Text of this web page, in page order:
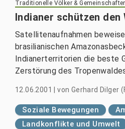
Traditionelle Völker &
Indianer schützen den
Satellitenaufnahmen
brasilianischen
Indianerterritorien die beste
Zerstörung des
12.06.2001 |von Gerhard Dilger
Soziale Bewegungen
Landkonflikte und Umwelt